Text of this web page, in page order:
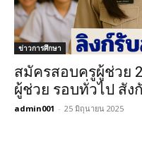
ข่าวการศึกษา
สมัครสอบครูผู้ช่วย
ผู้ช่วย รอบทั่วไป สั
admin001 - 25 มิถุนายน 2025